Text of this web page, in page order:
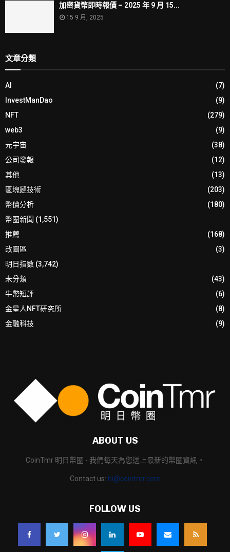
加密貨幣即時報價 – 2025 年 9 月 15...
15 9 月, 2025
文章分類
AI
(7)
InvestManDao
(9)
NFT
(279)
web3
(9)
元宇宙
(38)
公司發報
(12)
其他
(13)
區塊鏈技術
(203)
幣價分析
(180)
幣圈新聞 (1,551)
推薦
(168)
改圖區
(3)
明日指數 (3,742)
未分類
(43)
牛幣短評
(6)
金星人NFT研究所
(8)
金融科技
(9)
ABOUT US
CoinTmr 明日幣圈 - 我們每天為您送上最新的幣圈資訊。
Contact us: hi@cointmr.com
FOLLOW US